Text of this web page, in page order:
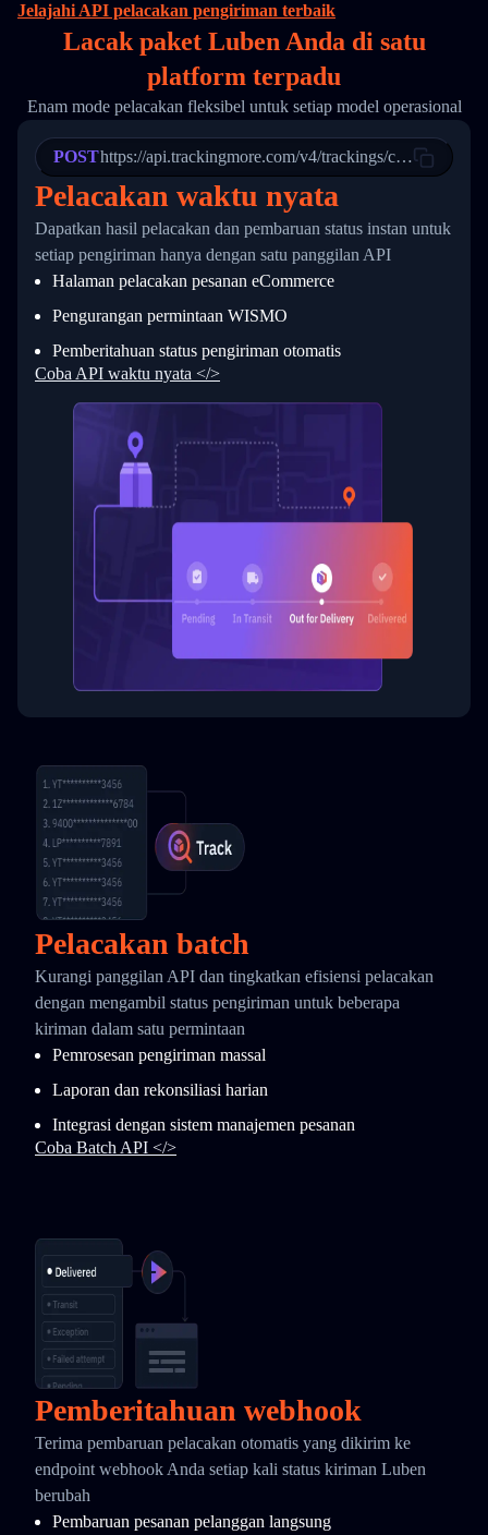
16
17
21
22
23
24
25
27
28
29
31
33
34
        "itemTimeLength": 2,
        "weblink": "",
        "phone": null,
        "trackinfo": [
          {
            "Date": "2017-03-08 04: 22: 00",
"StatusDescription": "Departed
"Details": "Departed Facility
          },
          {
            "Date": "2017-03-06 15:28:00",
"StatusDescription": "Shipment
"Details": "BEIJING-
          }
        ]
      }
  }
}
Jelajahi API pelacakan pengiriman terbaik
Lacak paket Luben Anda di satu
platform terpadu
Enam mode pelacakan fleksibel untuk setiap model operasional
POSThttps://api.trackingmore.com/v4/trackings/create
Pelacakan waktu nyata
Dapatkan hasil pelacakan dan pembaruan status instan untuk
setiap pengiriman hanya dengan satu panggilan API
Halaman pelacakan pesanan eCommerce
Pengurangan permintaan WISMO
Pemberitahuan status pengiriman otomatis
Coba API waktu nyata </>
Pelacakan batch
Kurangi panggilan API dan tingkatkan efisiensi pelacakan
dengan mengambil status pengiriman untuk beberapa
kiriman dalam satu permintaan
Pemrosesan pengiriman massal
Laporan dan rekonsiliasi harian
Integrasi dengan sistem manajemen pesanan
Coba Batch API </>
Pemberitahuan webhook
Terima pembaruan pelacakan otomatis yang dikirim ke
endpoint webhook Anda setiap kali status kiriman Luben
berubah
Pembaruan pesanan pelanggan langsung